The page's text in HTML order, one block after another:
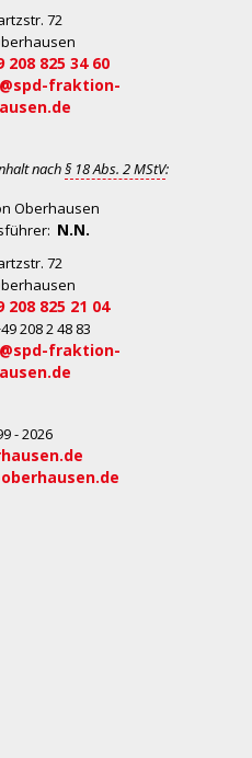
72
208 825 34 60
fraktion-
nach§ 18 Abs. 2 MStV:
Oberhausen
N.N.
72
208 825 21 04
208 2 48 83
fraktion-
- 2026